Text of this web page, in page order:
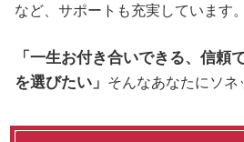
など、サポートも充実しています。
「一生お付き合いできる、信頼
を選びたい」 そんなあなたにソネ